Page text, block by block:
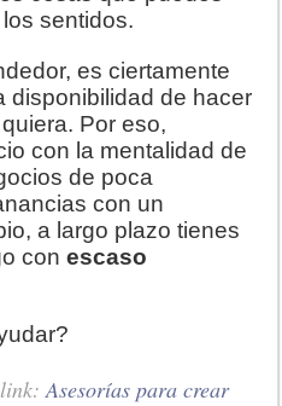
sentidos.
es ciertamente
disponibilidad de hacer
Por eso,
con la mentalidad de
de poca
con un
a largo plazo tienes
conescaso
link:Asesorías para crear